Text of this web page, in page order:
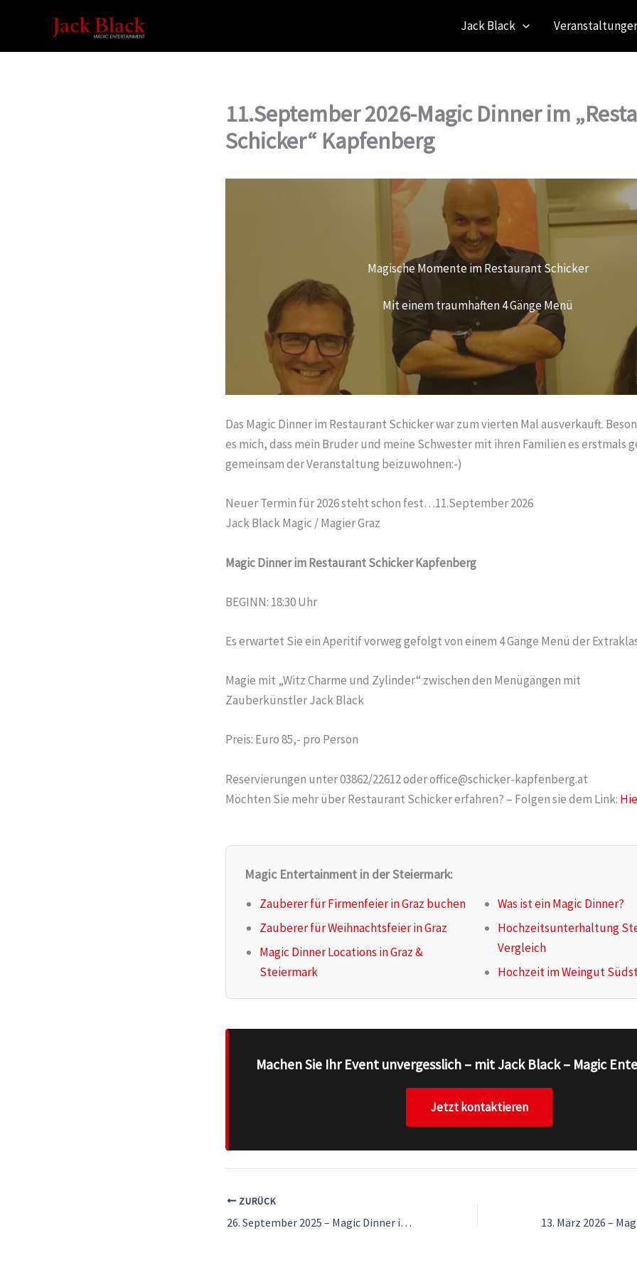
springen
Jack Black
11.September 2026-Magic Dinner im
Schicker“ Kapfenberg
Magische Momente im Restaurant Schicker
Mit einem traumhaften 4 Gänge Menü
Das Magic Dinner im Restaurant Schicker war zum vierten Mal ausverkauft.
es mich, dass mein Bruder und meine Schwester mit ihren Familien es erstmals
gemeinsam der Veranstaltung beizuwohnen:-)
Neuer Termin für 2026 steht schon fest…11.September 2026
Jack Black Magic / Magier Graz
Magic Dinner im Restaurant Schicker Kapfenberg
BEGINN: 18:30 Uhr
Es erwartet Sie ein Aperitif vorweg gefolgt von einem 4 Gänge Menü der
Magie mit „Witz Charme und Zylinder“ zwischen den Menügängen mit
Zauberkünstler Jack Black
Preis: Euro 85,- pro Person
Reservierungen unter 03862/22612 oder office@schicker-kapfenberg.at
Möchten Sie mehr über Restaurant Schicker erfahren? – Folgen sie dem Link: Hie
Magic Entertainment in der Steiermark:
Zauberer für Firmenfeier in Graz buchen
Zauberer für Weihnachtsfeier in Graz
Magic Dinner Locations in Graz &
Steiermark
Was ist ein Magic Dinner?
Hochzeitsunterhaltung
Vergleich
Hochzeit im Weingut
Machen Sie Ihr Event unvergesslich – mit Jack Black – Magic
Jetzt kontaktieren
ZURÜCK
26. September 2025 – Magic Dinner im Glögglhof Trofaiach